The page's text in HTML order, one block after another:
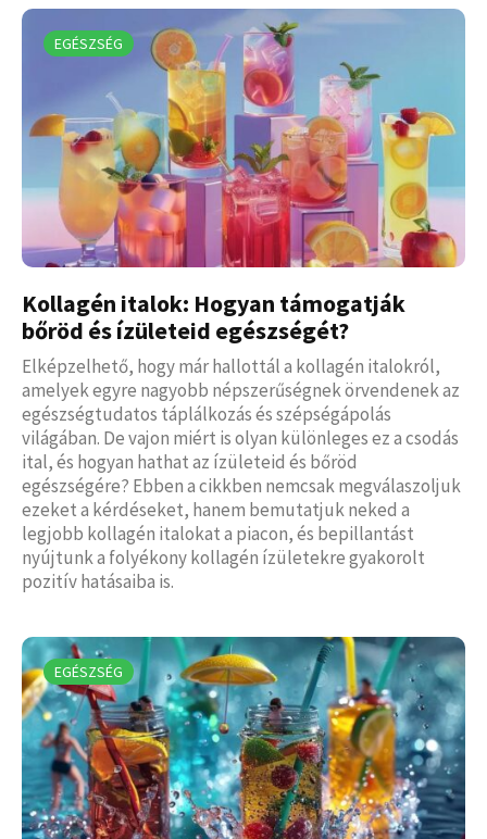
EGÉSZSÉG
Kollagén italok: Hogyan támogatják
bőröd és ízületeid egészségét?
Elképzelhető, hogy már hallottál a kollagén italokról,
amelyek egyre nagyobb népszerűségnek örvendenek az
egészségtudatos táplálkozás és szépségápolás
világában. De vajon miért is olyan különleges ez a csodás
ital, és hogyan hathat az ízületeid és bőröd
egészségére? Ebben a cikkben nemcsak megválaszoljuk
ezeket a kérdéseket, hanem bemutatjuk neked a
legjobb kollagén italokat a piacon, és bepillantást
nyújtunk a folyékony kollagén ízületekre gyakorolt
pozitív hatásaiba is.
EGÉSZSÉG